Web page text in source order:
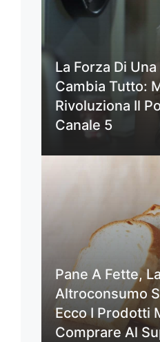
La Forza Di
Cambia Tutto:
Rivoluziona Il
Canale 5
Pane A Fette,
Altroconsumo
Ecco I Prodotti
Comprare Al